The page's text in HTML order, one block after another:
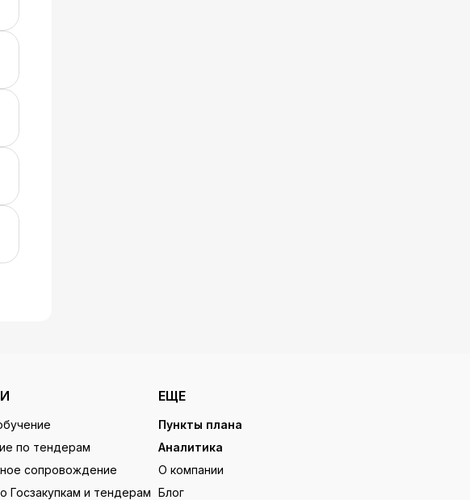
по тендерам
сопровождение
Госзакупкам и тендерам
ЕЩЕ
Пункты плана
Аналитика
О компании
Блог